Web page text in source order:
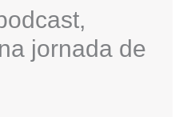
jornada de